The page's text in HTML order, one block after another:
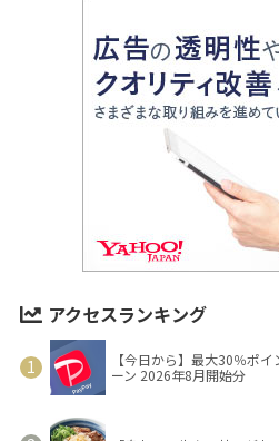
アクセスランキング
【今日から】最大30％ポ
ーン 2026年8月開始分